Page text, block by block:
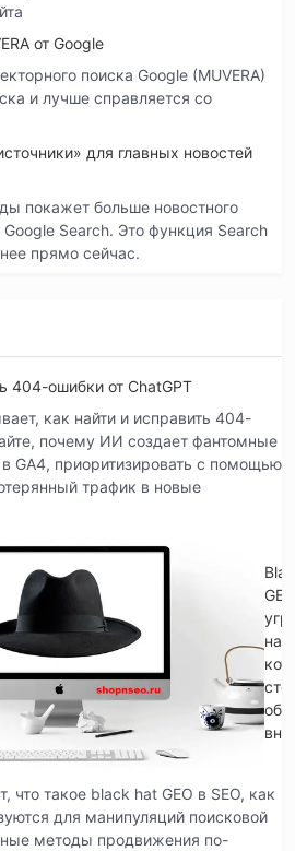
от Google
поиска Google (MUVERA)
и лучше справляется со
для главных новостей
покажет больше новостного
Google Search. Это функция Search
прямо сейчас.
404-ошибки от ChatGPT
как найти и исправить 404-
почему ИИ создает фантомные
GA4, приоритизировать с помощью
трафик в новые
на
что такое black hat GEO в SEO, как
для манипуляций поисковой
методы продвижения по-